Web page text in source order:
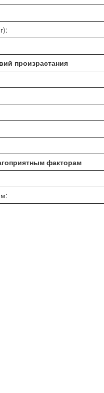
произрастания
факторам